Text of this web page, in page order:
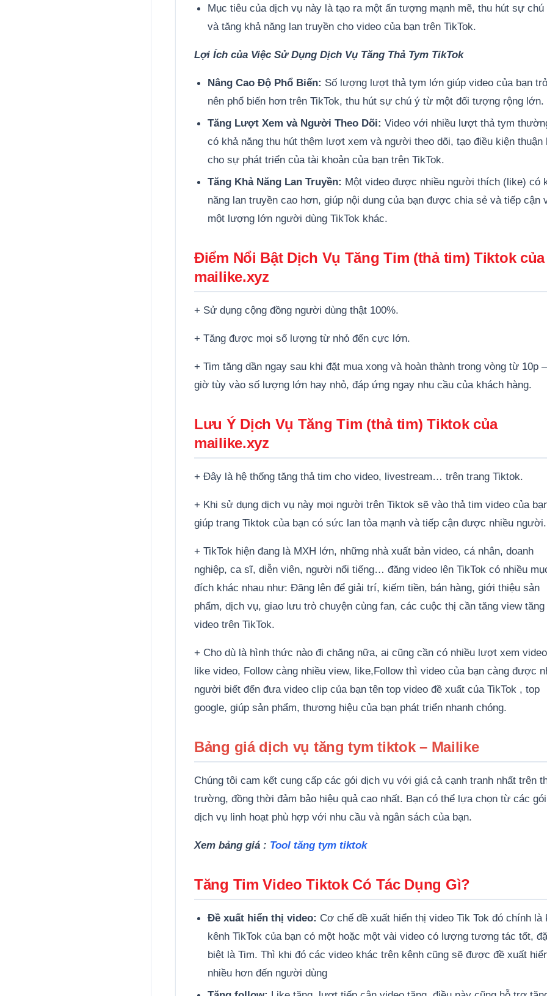
Mục tiêu của dịch vụ này là tạo ra một ấn tượng mạnh mẽ, thu hút sự chú
và tăng khả năng lan truyền cho video của bạn trên TikTok.
Lợi Ích của Việc Sử Dụng Dịch Vụ Tăng Thả Tym TikTok
Nâng Cao Độ Phổ Biến: Số lượng lượt thả tym lớn giúp video của bạn
nên phổ biến hơn trên TikTok, thu hút sự chú ý từ một đối tượng rộng lớn.
Tăng Lượt Xem và Người Theo Dõi: Video với nhiều lượt thả tym
có khả năng thu hút thêm lượt xem và người theo dõi, tạo điều kiện thuận
cho sự phát triển của tài khoản của bạn trên TikTok.
Tăng Khả Năng Lan Truyền: Một video được nhiều người thích (like) có
năng lan truyền cao hơn, giúp nội dung của bạn được chia sẻ và tiếp cận
một lượng lớn người dùng TikTok khác.
Điểm Nổi Bật Dịch Vụ Tăng Tim (thả tim) Tiktok của
mailike.xyz
+ Sử dụng cộng đồng người dùng thật 100%.
+ Tăng được mọi số lượng từ nhỏ đến cực lớn.
+ Tim tăng dần ngay sau khi đặt mua xong và hoàn thành trong vòng từ 10p
giờ tùy vào số lượng lớn hay nhỏ, đáp ứng ngay nhu cầu của khách hàng.
Lưu Ý Dịch Vụ Tăng Tim (thả tim) Tiktok của
mailike.xyz
+ Đây là hệ thống tăng thả tim cho video, livestream… trên trang Tiktok.
+ Khi sử dụng dịch vụ này mọi người trên Tiktok sẽ vào thả tim video của
giúp trang Tiktok của bạn có sức lan tỏa mạnh và tiếp cận được nhiều người.
+ TikTok hiện đang là MXH lớn, những nhà xuất bản video, cá nhân, doanh
nghiệp, ca sĩ, diễn viên, người nổi tiếng… đăng video lên TikTok có nhiều
đích khác nhau như: Đăng lên để giải trí, kiếm tiền, bán hàng, giới thiệu sản
phẩm, dịch vụ, giao lưu trò chuyện cùng fan, các cuộc thị cần tăng view
video trên TikTok.
+ Cho dù là hình thức nào đi chăng nữa, ai cũng cần có nhiều lượt xem
like video, Follow càng nhiều view, like,Follow thì video của bạn càng được
người biết đến đưa video clip của bạn tên top video đề xuất của TikTok , top
google, giúp sản phẩm, thương hiệu của bạn phát triển nhanh chóng.
Bảng giá dịch vụ tăng tym tiktok – Mailike
Chúng tôi cam kết cung cấp các gói dịch vụ với giá cả cạnh tranh nhất trên
trường, đồng thời đảm bảo hiệu quả cao nhất. Bạn có thể lựa chọn từ các gói
dịch vụ linh hoạt phù hợp với nhu cầu và ngân sách của bạn.
Xem bảng giá : Tool tăng tym tiktok
Tăng Tim Video Tiktok Có Tác Dụng Gì?
Đề xuất hiển thị video: Cơ chế đề xuất hiển thị video Tik Tok đó chính là
kênh TikTok của bạn có một hoặc một vài video có lượng tương tác tốt,
biệt là Tim. Thì khi đó các video khác trên kênh cũng sẽ được đề xuất
nhiều hơn đến người dùng